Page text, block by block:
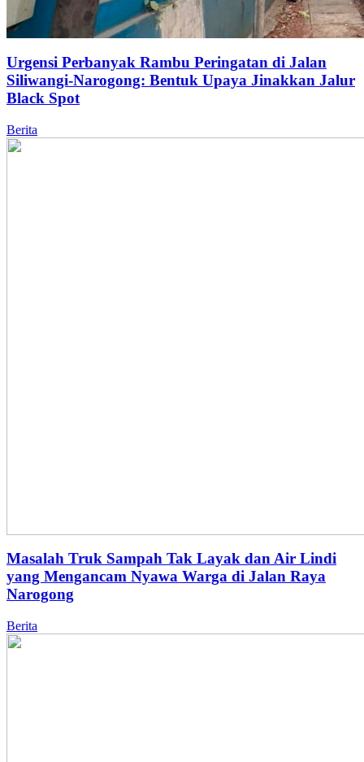
Urgensi Perbanyak Rambu Peringatan di Jalan
Siliwangi-Narogong: Bentuk Upaya Jinakkan Jalur
Black Spot
Berita
Masalah Truk Sampah Tak Layak dan Air Lindi
yang Mengancam Nyawa Warga di Jalan Raya
Narogong
Berita